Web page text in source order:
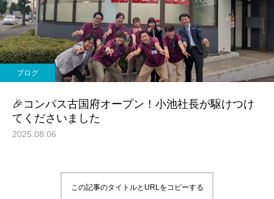
ブログ
🎉コンパス古国府オープン！小池社長が駆けつけ
てくださいました
2025.08.06
この記事のタイトルとURLをコピーする